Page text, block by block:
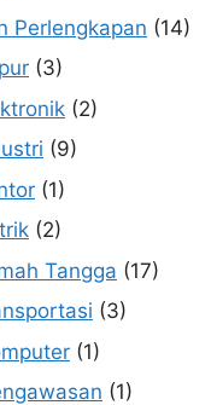
Perlengkapan (14)
(3)
(2)
(9)
(1)
(2)
Tangga (17)
(3)
(1)
(1)